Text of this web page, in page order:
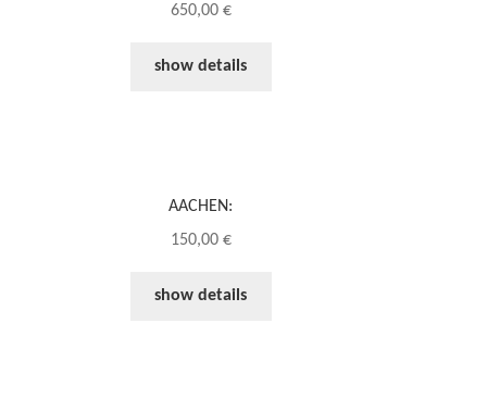
650,00 €
show details
AACHEN:
150,00 €
show details